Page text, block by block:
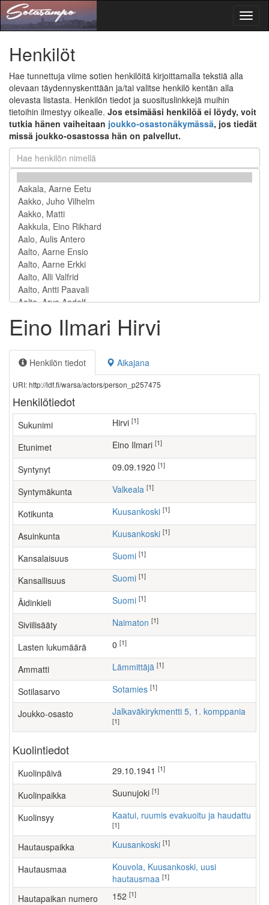
Henkilöt
Hae tunnettuja viime sotien henkilöitä kirjoittamalla tekstiä alla
olevaan täydennyskenttään ja/tai valitse henkilö kentän alla
olevasta listasta. Henkilön tiedot ja suosituslinkkejä muihin
tietoihin ilmestyy oikealle. Jos etsimääsi henkilöä ei löydy, voit
tutkia hänen vaiheitaan joukko-osastonäkymässä, jos tiedät
missä joukko-osastossa hän on palvellut.
Eino Ilmari Hirvi
Henkilön tiedot Aikajana
URI: http://ldf.fi/warsa/actors/person_p257475
Henkilötiedot
Sukunimi Hirvi [1]
Etunimet Eino Ilmari [1]
Syntynyt 09.09.1920 [1]
Syntymäkunta Valkeala [1]
Kotikunta Kuusankoski [1]
Asuinkunta Kuusankoski [1]
Kansalaisuus Suomi [1]
Kansallisuus Suomi [1]
Äidinkieli Suomi [1]
Siviilisääty Naimaton [1]
Lasten lukumäärä [1]
Ammatti lämmittäjä [1]
Sotilasarvo Sotamies [1]
Joukko-osasto Jalkaväkirykmentti 5, 1. komppania
[1]
Kuolintiedot
Kuolinpäivä 29.10.1941 [1]
Kuolinpaikka Suunujoki [1]
Kuolinsyy Kaatui, ruumis evakuoitu ja haudattu
[1]
Hautauspaikka Kuusankoski [1]
Hautausmaa
Kouvola, Kuusankoski, uusi
hautausmaa [1]
Hautapaikan numero 152 [1]